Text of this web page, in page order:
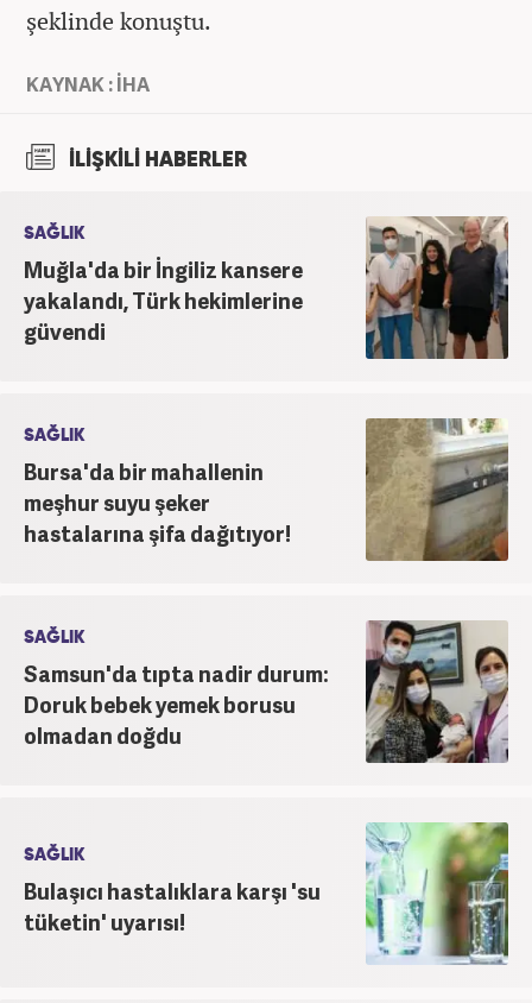
şeklinde konuştu.
KAYNAK : İHA
İLİŞKİLİ HABERLER
SAĞLIK
Muğla'da bir İngiliz kansere
yakalandı, Türk hekimlerine
güvendi
SAĞLIK
Bursa'da bir mahallenin
meşhur suyu şeker
hastalarına şifa dağıtıyor!
SAĞLIK
Samsun'da tıpta nadir durum:
Doruk bebek yemek borusu
olmadan doğdu
SAĞLIK
Bulaşıcı hastalıklara karşı 'su
tüketin' uyarısı!